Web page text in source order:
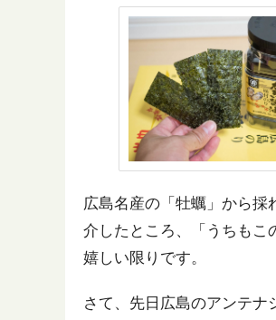
広島名産の「牡蠣」から採
介したところ、「うちもこ
嬉しい限りです。
さて、先日広島のアンテ